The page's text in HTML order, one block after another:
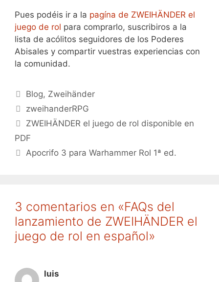
Pues podéis ir a la pagína de ZWEIHÄNDER el
juego de rol para comprarlo, suscribiros a la
lista de acólitos seguidores de los Poderes
Abisales y compartir vuestras experiencias con
la comunidad.
Categorías
Blog, Zweihänder
Etiquetas
zweihanderRPG
ZWEIHÄNDER el juego de rol disponible en
PDF
Apocrifo 3 para Warhammer Rol 1ª ed.
3 comentarios en «FAQs del
lanzamiento de ZWEIHÄNDER el
juego de rol en español»
luis